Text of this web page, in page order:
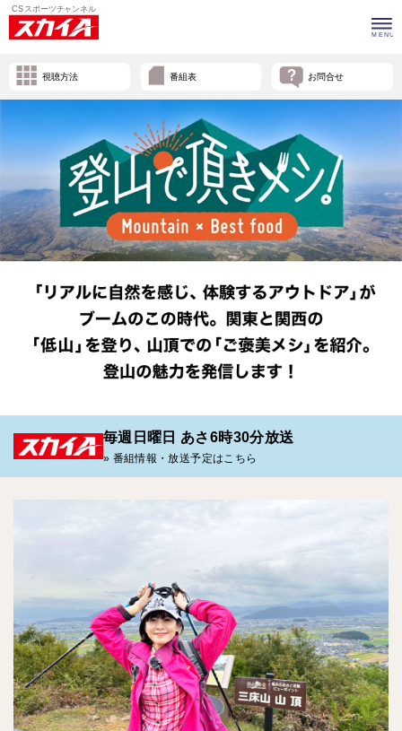
視聴方法 番組表 お問合せ
毎週日曜日 あさ6時30分放送
» 番組情報・放送予定はこちら